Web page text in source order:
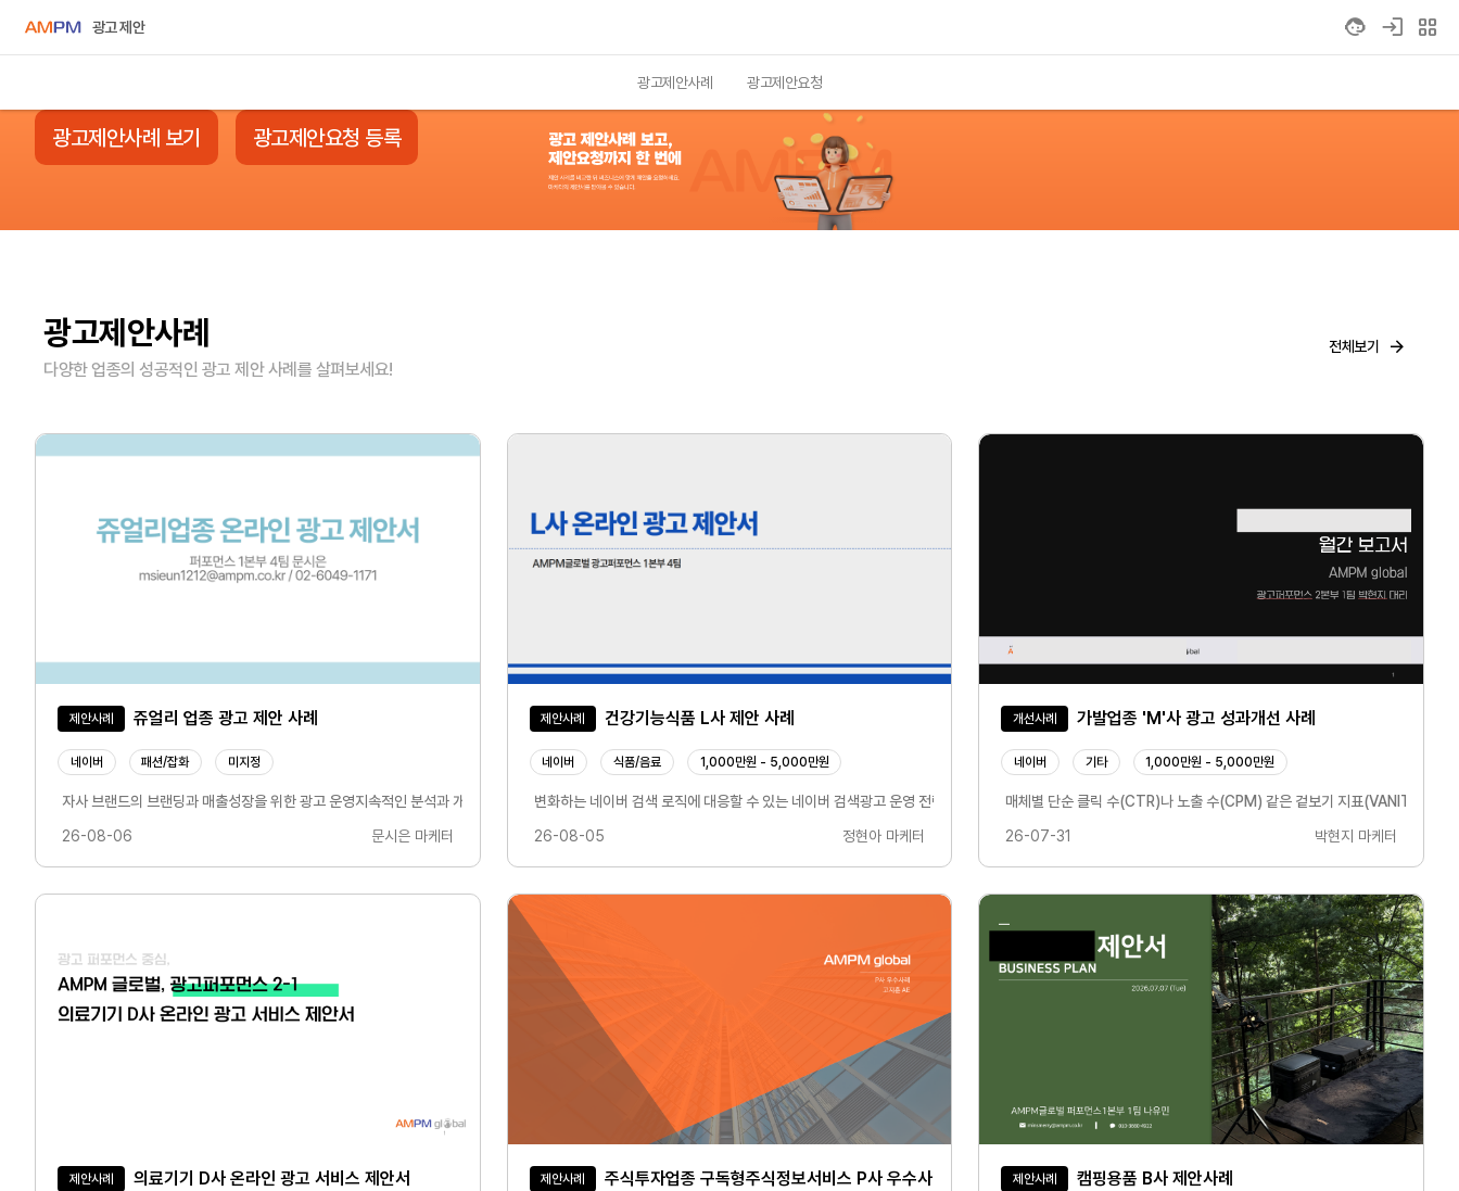
광고 제안 grid_view
광고제안사례 광고제안요청
광고제안사례 보기 광고제안요청 등록
광고제안사례
다양한 업종의 성공적인 광고 제안 사례를 살펴보세요!
전체보기
제안사례 쥬얼리 업종 광고 제안 사례
네이버 패션/잡화 미지정
자사 브랜드의 브랜딩과 매출성장을 위한 광고 운영지속적인 분석과 개선을 통해 성과를 만들어가는 과정입니다.캠페인 운영 이후에도 타겟, 소재 , 예산, 노출 데이터를 꾸준히 분석하여효율이 높은 방향으로 최적화를 진행하겠습니다.시장 변
26-08-06
문시은 마케터
제안사례 건강기능식품 L사 제안 사례
네이버 식품/음료 1,000만원 - 5,000만원
변화하는 네이버 검색 로직에 대응할 수 있는 네이버 검색광고 운영 전략을 수립하고, AI 기반 신규 광고 지면 확대에 맞춘 최적화 전략을 추진합니다. 네이버
26-08-05
정현아 마케터
개선사례 가발업종 'M'사 광고 성과개선 사례
네이버 기타 1,000만원 - 5,000만원
매체별 단순 클릭 수(CTR)나 노출 수(CPM) 같은 겉보기 지표(VANITY
26-07-31
박현지 마케터
제안사례 의료기기 D사 온라인 광고 서비스 제안서 제안사례 주식투자업종 구독형주식정보서비스 P사 우수사례 제안사례 캠핑용품 B사 제안사례